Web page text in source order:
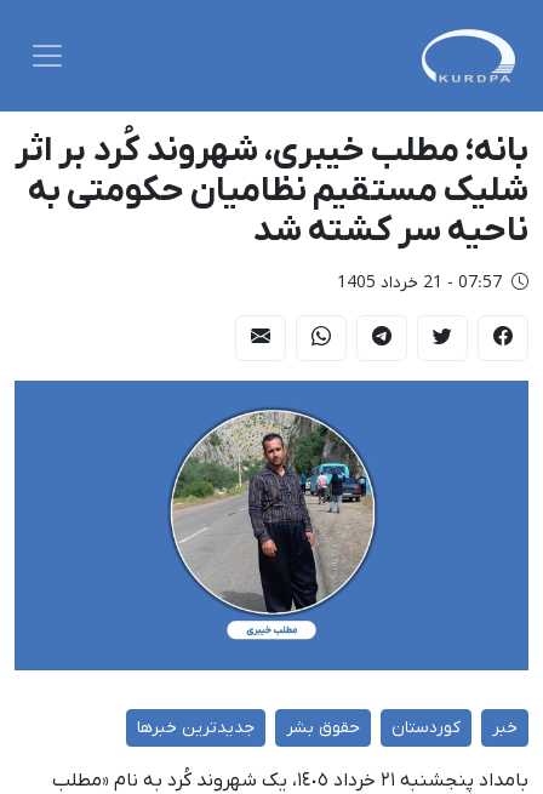
بانه؛ مطلب خیبری، شهروند کُرد بر اثر
شلیک مستقیم نظامیان حکومتی به
ناحیه سر کشته شد
07:57 - 21 خرداد 1405
خبر کوردستان حقوق بشر جدیدترین خبرها
بامداد پنجشنبه ٢١ خرداد ١٤٠٥، یک شهروند کُرد به نام «مطلب